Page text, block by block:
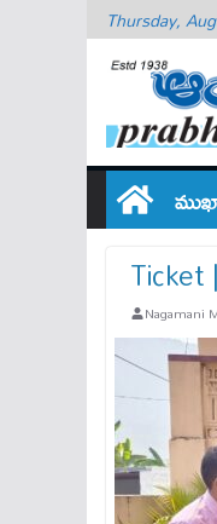
Thursday,
Ticket
Nagamani